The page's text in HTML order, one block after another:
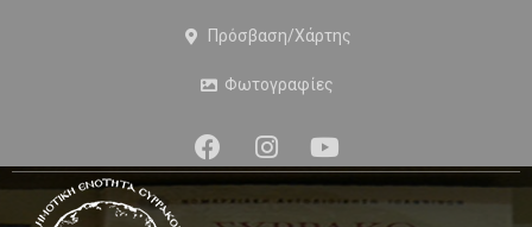
Πρόσβαση/Χάρτης
Φωτογραφίες